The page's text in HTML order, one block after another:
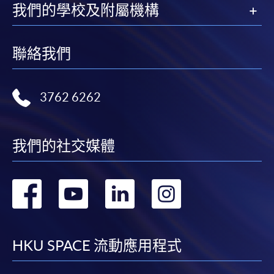
我們的學校及附屬機構
聯絡我們
3762 6262
我們的社交媒體
轉
facebook
轉
youtube
轉
linkedin
HKU SPACE 流動應用程式